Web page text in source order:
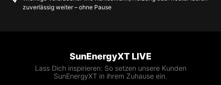
zuverlässig weiter – ohne Pause
SunEnergyXT LIVE
Lass Dich inspirieren: So setzen unsere Kunden
SunEnergyXT in ihrem Zuhause ein.